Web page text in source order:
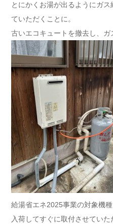
とにかくお湯が出るようにガ
ていただくことに。
古いエコキュートを撤去し、ガ
給湯省エネ2025事業の対象機種
入荷してすぐに取付させていた